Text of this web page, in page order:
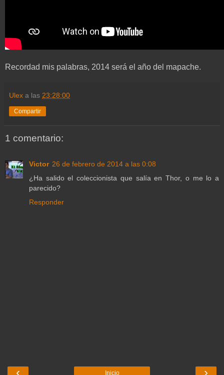
Recordad mis palabras, 2014 será el año del mapache.
Ulex a las 23:28:00
Compartir
1 comentario:
Victor 26 de febrero de 2014 a las 0:08
¿Ha salido el coleccionista que salía en Thor, o me lo a
parecido?
Responder
‹ ›
Inicio